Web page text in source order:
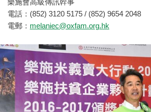
樂施會高級傳訊幹事
電話：(852) 3120 5175 / (852) 9654 2048
電郵： melaniec@oxfam.org.hk